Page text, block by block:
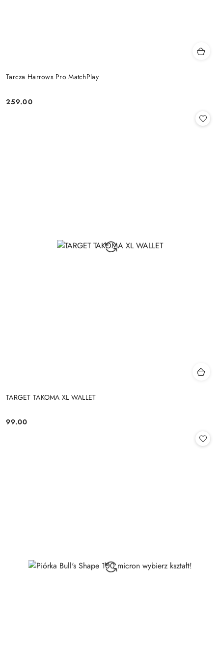
Tarcza Harrows Pro MatchPlay
Cena:
259.00
TARGET TAKOMA XL WALLET
Cena:
99.00